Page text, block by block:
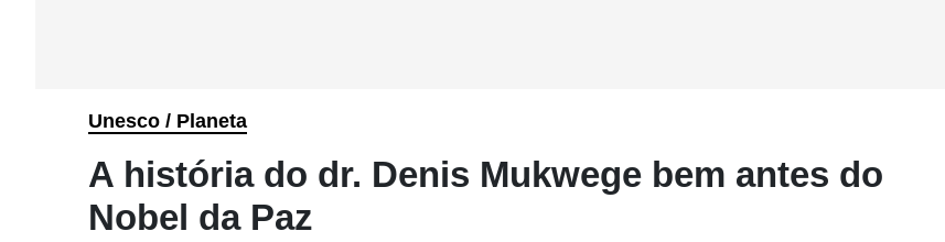
Unesco / Planeta
A história do dr. Denis Mukwege bem antes do
Nobel da Paz